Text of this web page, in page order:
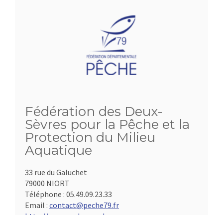
Fédération des Deux-
Sèvres pour la Pêche et la
Protection du Milieu
Aquatique
33 rue du Galuchet
79000 NIORT
Téléphone : 05.49.09.23.33
Email : contact@peche79.fr